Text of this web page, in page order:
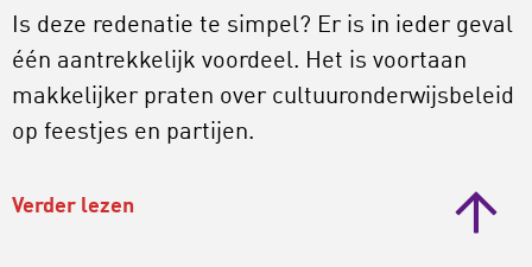
Is deze redenatie te simpel? Er is in ieder geval
één aantrekkelijk voordeel. Het is voortaan
makkelijker praten over cultuuronderwijsbeleid
op feestjes en partijen.
Verder lezen